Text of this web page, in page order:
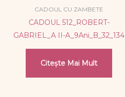
CADOUL CU ZAMBETE
CADOUL 512_ROBERT-
GABRIEL_A II-A_9Ani_B_32_134
Citește Mai Mult